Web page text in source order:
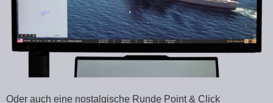
Oder auch eine nostalgische Runde Point & Click